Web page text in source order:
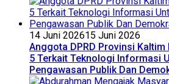
14 Juni 202615 Juni 2026
Anggota DPRD Provinsi Kaltim
5 Terkait Teknologi Informasi
Pengawasan Publik Dan